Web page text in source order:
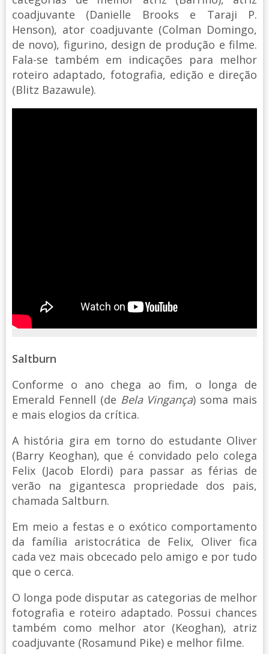
coadjuvante (Danielle Brooks e Taraji P.
Henson), ator coadjuvante (Colman Domingo,
de novo), figurino, design de produção e filme.
Fala-se também em indicações para melhor
roteiro adaptado, fotografia, edição e direção
(Blitz Bazawule).
Saltburn
Conforme o ano chega ao fim, o longa de
Emerald Fennell (de Bela Vingança) soma mais
e mais elogios da crítica.
A história gira em torno do estudante Oliver
(Barry Keoghan), que é convidado pelo colega
Felix (Jacob Elordi) para passar as férias de
verão na gigantesca propriedade dos pais,
chamada Saltburn.
Em meio a festas e o exótico comportamento
da família aristocrática de Felix, Oliver fica
cada vez mais obcecado pelo amigo e por tudo
que o cerca.
O longa pode disputar as categorias de melhor
fotografia e roteiro adaptado. Possui chances
também como melhor ator (Keoghan), atriz
coadjuvante (Rosamund Pike) e melhor filme.